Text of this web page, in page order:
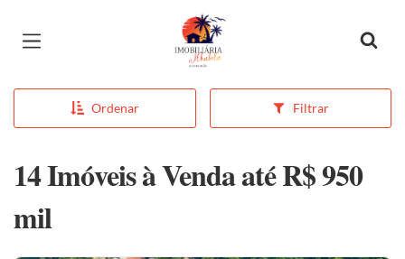
Página inicial
Ordenar Filtrar
14 Imóveis à Venda até R$ 950
mil